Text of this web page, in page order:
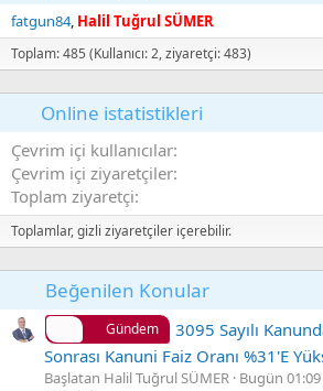
fatgun84 Halil Tuğrul SÜMER
Toplam: 485 (Kullanıcı: 2, ziyaretçi: 483)
Online istatistikleri
Çevrim içi kullanıcılar
Çevrim içi ziyaretçiler
Toplam ziyaretçi
Toplamlar, gizli ziyaretçiler içerebilir.
Beğenilen Konular
Gündem
3095 Sayılı
Sonrası Kanuni Faiz Oranı %31'E
Başlatan Halil Tuğrul SÜMER Bugün 01:09